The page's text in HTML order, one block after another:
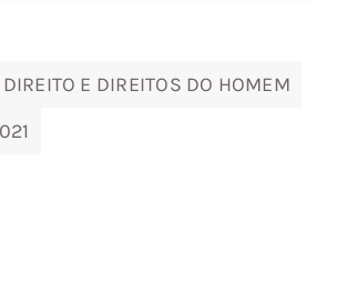
DIREITO E DIREITOS DO HOMEM